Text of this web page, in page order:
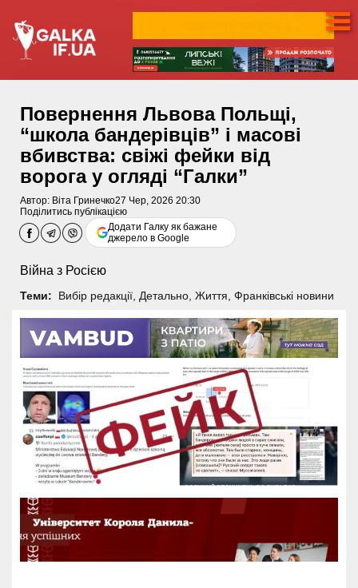
Повернення Львова Польщі,
“школа бандерівців” і масові
вбивства: свіжі фейки від
ворога у огляді “Галки”
Автор: Віта Гринечко27 Чер, 2026 20:30
Поділитись публікацією
Додати Галку як бажане
джерело в Google
Війна з Росією
Теми: Вибір редакції, Детально, Життя Франківські новини